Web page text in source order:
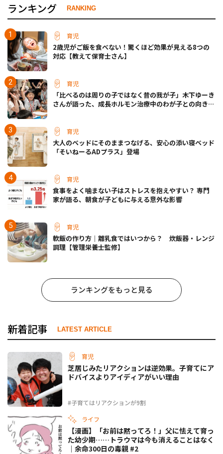
ランキング RANKING
育児
2歳児がご飯を食べない！驚くほど効果が見える8つの
対応【教えて保育士さん】
育児
「比べるのは周りの子ではなく昔の我が子」木下ゆーき
さんが語った、成長ホルモン治療中のわが子との向き合
育児
大人のベッドにそのままつなげる、安心の添い寝ベッド
「そいねーるADプラス」登場
育児
食事をよく噛まない子はストレスを抱えやすい？ 専門
家が語る、朝食が子どもに与える意外な影響
育児
軟飯の作り方｜離乳食ではいつから？ 炊飯器・レンジ
調理【管理栄養士監修】
ランキングをもっと見る
新着記事 LATEST ARTICLE
育児
#子育てはリアクションが9割
芝居じみたリアクションは逆効果。子育てにア
ドバイスよりアイディアがいい理由
ライフ
【漫画】「お前は黙ってろ！」父に怯えて育っ
た幼少期……トラウマは今も消えることはなく
｜余命300日の毒親 #2